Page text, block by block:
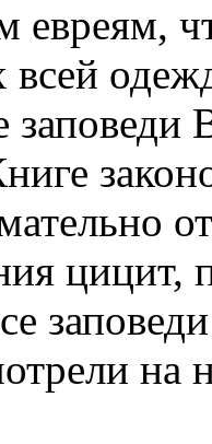
евреям,
всей
цицит,
на